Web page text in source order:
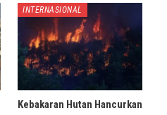
INTERNASIONAL
Kebakaran Hutan Hancurkan